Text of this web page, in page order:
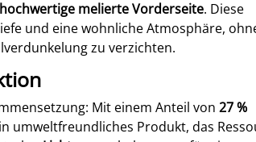
hochwertige melierte Vorderseite. Diese
und eine wohnliche Atmosphäre,
zu verzichten.
Mit einem Anteil von 27 %
umweltfreundliches Produkt, das